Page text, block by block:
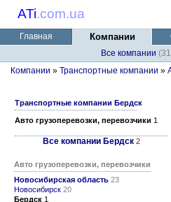
ATi.com.ua
Главная Компании
Все компании
Компании » Транспортные компании »
Транспортные компании Бердск
Авто грузоперевозки, перевозчики 1
Все компании Бердск 2
Авто грузоперевозки, перевозчики
Новосибирская область 23
Новосибирск 20
Бердск 1